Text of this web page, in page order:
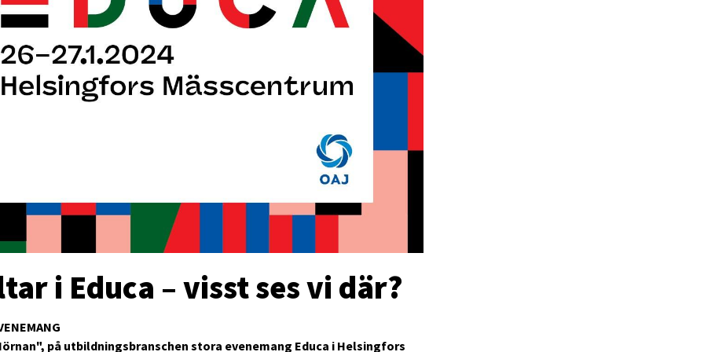
i Educa – visst ses vi där?
på utbildningsbranschen stora evenemang Educa i Helsingfors